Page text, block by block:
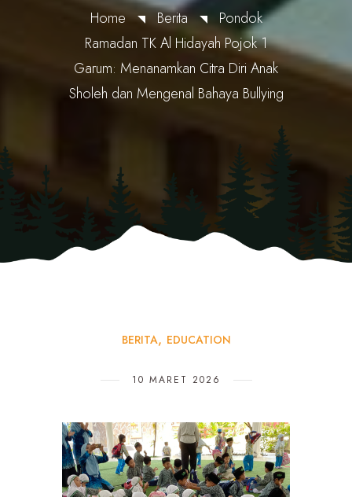
Home Berita
Pondok
Ramadan TK Al Hidayah Pojok 1
Garum: Menanamkan Citra Diri Anak
Sholeh dan Mengenal Bahaya Bullying
BERITA EDUCATION
10 MARET 2026